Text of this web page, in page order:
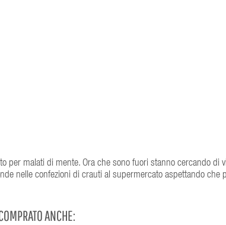
malati di mente. Ora che sono fuori stanno cercando di
nelle confezioni di crauti al supermercato aspettando che
ANCHE: